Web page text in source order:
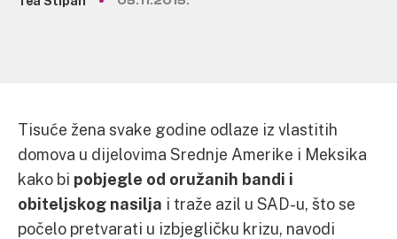
Tisuće žena svake godine odlaze iz vlastitih
domova u dijelovima Srednje Amerike i Meksika
kako bi pobjegle od oružanih bandi i
obiteljskog nasilja i traže azil u SAD-u, što se
počelo pretvarati u izbjegličku krizu, navodi